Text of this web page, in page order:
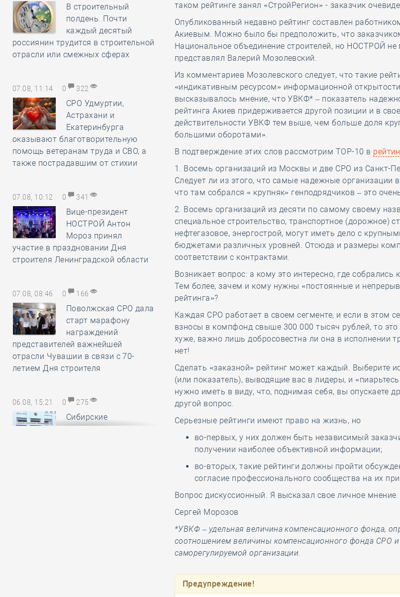
В строительный
полдень. Почти
каждый десятый
россиянин трудится в строительной
отрасли или смежных сферах
07.08, 11:14 0 322
СРО Удмуртии,
Астрахани и
Екатеринбурга
оказывают благотворительную
помощь ветеранам труда и СВО, а
также пострадавшим от стихии
07.08, 10:12 0 341
Вице-президент
НОСТРОЙ Антон
Мороз принял
участие в праздновании Дня
строителя Ленинградской области
07.08, 08:46 0 166
Поволжская СРО дала
старт марафону
награждений
представителей важнейшей
отрасли Чувашии в связи с 70-
летием Дня строителя
06.08, 15:21 0 275
Сибирские
саморегуляторы
таком рейтинге занял «СтройРегион» - заказчик
Опубликованный недавно рейтинг составлен
Акиевым. Можно было бы предположить, что
Национальное объединение строителей, но НОСТРОЙ не
представлял Валерий Мозолевский.
Из комментариев Мозолевского следует, что такие
«индикативным ресурсом» информационной
высказывалось мнение, что УВКФ* – показатель
рейтинга Акиев придерживается другой позиции и в
действительности УВКФ тем выше, чем больше доля
большими оборотами».
В подтверждение этих слов рассмотрим TOP-10 в
1. Восемь организаций из Москвы и две СРО из Санкт-
Следует ли из этого, что самые надежные организации
что там собрался « крупняк» генподрядчиков – это
2. Восемь организаций из десяти по самому своему
специальное строительство, транспортное (дорожное)
нефтегазовое, энергострой, могут иметь дело с
бюджетами различных уровней. Отсюда и размеры
соответствии с контрактами.
Возникает вопрос: а кому это интересно, где собрались
Тем более, зачем и кому нужны «постоянные и
рейтинга»?
Каждая СРО работает в своем сегменте, и если в этом
взносы в компфонд свыше 300 000 тысяч рублей, то это
хуже, важно лишь добросовестна ли она в исполнении
нет!
Сделать «заказной» рейтинг может каждый. Выберите
(или показатель), выводящие вас в лидеры, и
нужно иметь в виду, что, поднимая себя, вы опускаете
другой вопрос.
Серьезные рейтинги имеют право на жизнь, но
во-первых, у них должен быть независимый
получении наиболее объективной информации;
во-вторых, такие рейтинги должны пройти
согласие профессионального сообщества на их
Вопрос дискуссионный. Я высказал свое личное мнение.
Сергей Морозов
*УВКФ – удельная величина компенсационного фонда,
соотношением величины компенсационного фонда СРО и
саморегулируемой организации.
Предупреждение!